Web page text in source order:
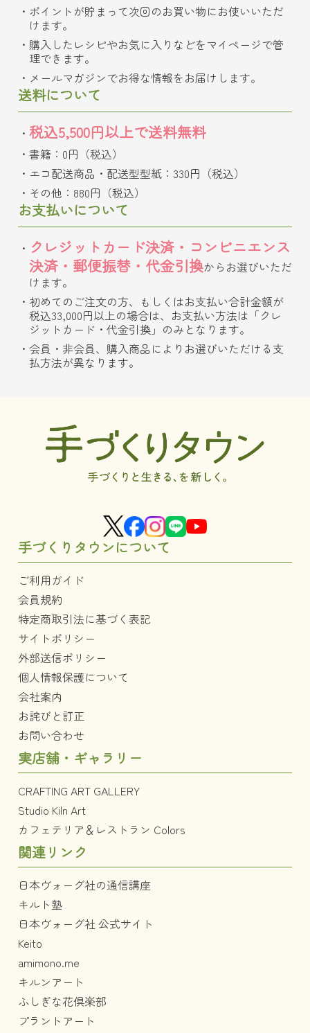
ポイントが貯まって次回のお買い物にお使いいただ
けます。
購入したレシピやお気に入りなどをマイページで管
理できます。
メールマガジンでお得な情報をお届けします。
送料について
税込5,500円以上で送料無料
書籍：0円（税込）
エコ配送商品・配送型型紙：330円（税込）
その他：880円（税込）
お支払いについて
クレジットカード決済・コンビニエンス
決済・郵便振替・代金引換からお選びいただ
けます。
初めてのご注文の方、もしくはお支払い合計金額が
税込33,000円以上の場合は、お支払い方法は「クレ
ジットカード・代金引換」のみとなります。
会員・非会員、購入商品によりお選びいただける支
払方法が異なります。
手づくりタウンについて
ご利用ガイド
会員規約
特定商取引法に基づく表記
サイトポリシー
外部送信ポリシー
個人情報保護について
会社案内
お詫びと訂正
お問い合わせ
実店舗・ギャラリー
CRAFTING ART GALLERY
Studio Kiln Art
カフェテリア＆レストラン Colors
関連リンク
日本ヴォーグ社の通信講座
キルト塾
日本ヴォーグ社 公式サイト
Keito
amimono.me
キルンアート
ふしぎな花倶楽部
プラントアート